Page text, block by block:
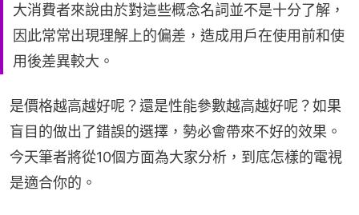
大消費者來說由於對這些概念名詞並不是十分了解，
因此常常出現理解上的偏差，造成用戶在使用前和使
用後差異較大。
是價格越高越好呢？還是性能參數越高越好呢？如果
盲目的做出了錯誤的選擇，勢必會帶來不好的效果。
今天筆者將從10個方面為大家分析，到底怎樣的電視
是適合你的。